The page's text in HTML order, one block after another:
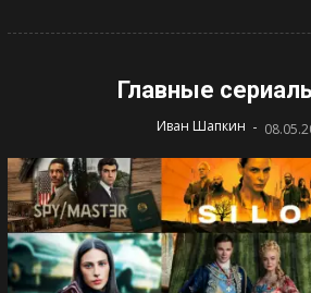
Главные
Иван Шапкин -